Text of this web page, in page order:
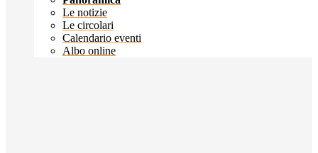
Le notizie
Le circolari
Calendario eventi
Albo online